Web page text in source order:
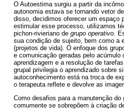
O Autoestima surgiu a partir da
autonomia estava se tornando vetor
disso, decidimos oferecer um espaço
estimular esse processo, utilizamos
pichon-rivieriano de grupo operativo.
sua condição de sujeito, bem como a
(projetos de vida). O enfoque dos
e comunicação geradas pelo
aprendizagem e a resolução de
grupal privilegia o aprendizado sobre
autoconhecimento está na troca de
o terapeuta reflete e devolve as
Como desafios para a manutenção
comumente se sobrepõem à criação